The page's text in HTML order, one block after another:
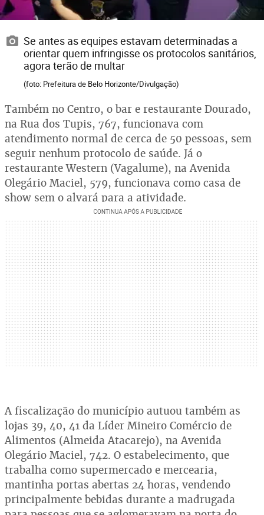
Se antes as equipes estavam determinadas a
orientar quem infringisse os protocolos sanitários,
agora terão de multar
(foto: Prefeitura de Belo Horizonte/Divulgação)
Também no Centro, o bar e restaurante Dourado,
na Rua dos Tupis, 767, funcionava com
atendimento normal de cerca de 50 pessoas, sem
seguir nenhum protocolo de saúde. Já o
restaurante Western (Vagalume), na Avenida
Olegário Maciel, 579, funcionava como casa de
show sem o alvará para a atividade.
A fiscalização do município autuou também as
lojas 39, 40, 41 da Líder Mineiro Comércio de
Alimentos (Almeida Atacarejo), na Avenida
Olegário Maciel, 742. O estabelecimento, que
trabalha como supermercado e mercearia,
mantinha portas abertas 24 horas, vendendo
principalmente bebidas durante a madrugada